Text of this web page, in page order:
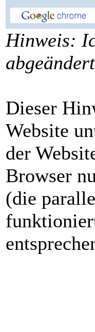
Hinweis:
Dieser
Website
der
Browser
(die